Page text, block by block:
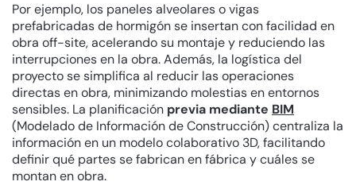
Por ejemplo, los paneles alveolares o vigas
prefabricadas de hormigón se insertan con facilidad en
obra off-site, acelerando su montaje y reduciendo las
interrupciones en la obra. Además, la logística del
proyecto se simplifica al reducir las operaciones
directas en obra, minimizando molestias en entornos
sensibles. La planificación previa mediante BIM
(Modelado de Información de Construcción) centraliza la
información en un modelo colaborativo 3D, facilitando
definir qué partes se fabrican en fábrica y cuáles se
montan en obra.